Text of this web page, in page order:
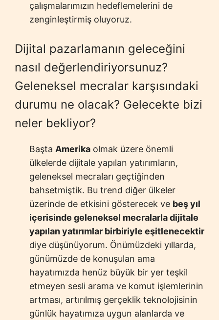
çalışmalarımızın hedeflemelerini de
zenginleştirmiş oluyoruz.
Dijital pazarlamanın geleceğini
nasıl değerlendiriyorsunuz?
Geleneksel mecralar karşısındaki
durumu ne olacak? Gelecekte bizi
neler bekliyor?
Başta Amerika olmak üzere önemli
ülkelerde dijitale yapılan yatırımların,
geleneksel mecraları geçtiğinden
bahsetmiştik. Bu trend diğer ülkeler
üzerinde de etkisini gösterecek ve beş yıl
içerisinde geleneksel mecralarla dijitale
yapılan yatırımlar birbiriyle eşitlenecektir
diye düşünüyorum. Önümüzdeki yıllarda,
günümüzde de konuşulan ama
hayatımızda henüz büyük bir yer teşkil
etmeyen sesli arama ve komut işlemlerinin
artması, artırılmış gerçeklik teknolojisinin
günlük hayatımıza uygun alanlarda ve